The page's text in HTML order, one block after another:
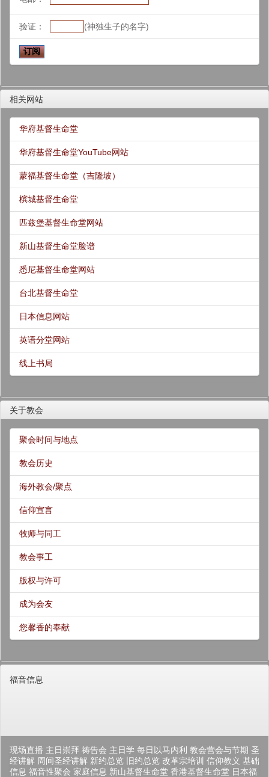
验证： (神独生子的名字)
相关网站
华府基督生命堂
华府基督生命堂YouTube网站
蒙福基督生命堂（吉隆坡）
槟城基督生命堂
匹兹堡基督生命堂网站
新山基督生命堂脸谱
悉尼基督生命堂网站
台北基督生命堂
日本信息网站
英语分堂网站
线上书局
关于教会
聚会时间与地点
教会历史
海外教会/聚点
信仰宣言
牧师与同工
教会事工
版权与许可
成为会友
您馨香的奉献
福音信息
现场直播 主日崇拜 祷告会 主日学 每日以马内利 教会营会与节期 圣
经讲解 周间圣经讲解 新约总览 旧约总览 改革宗培训 信仰教义 基础
信息 福音性聚会 家庭信息 新山基督生命堂 香港基督生命堂 日本福